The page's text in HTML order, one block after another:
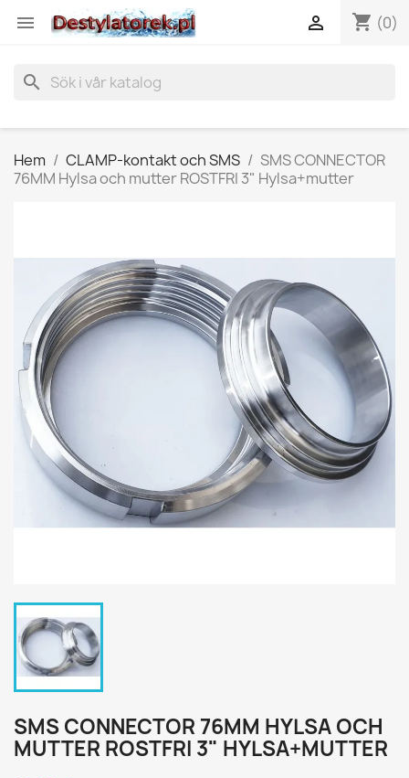
 shopping_cart (0)

search
Hem CLAMP-kontakt och SMS
SMS CONNECTOR
76MM Hylsa och mutter ROSTFRI 3" Hylsa+mutter
SMS CONNECTOR 76MM HYLSA OCH
MUTTER ROSTFRI 3" HYLSA+MUTTER